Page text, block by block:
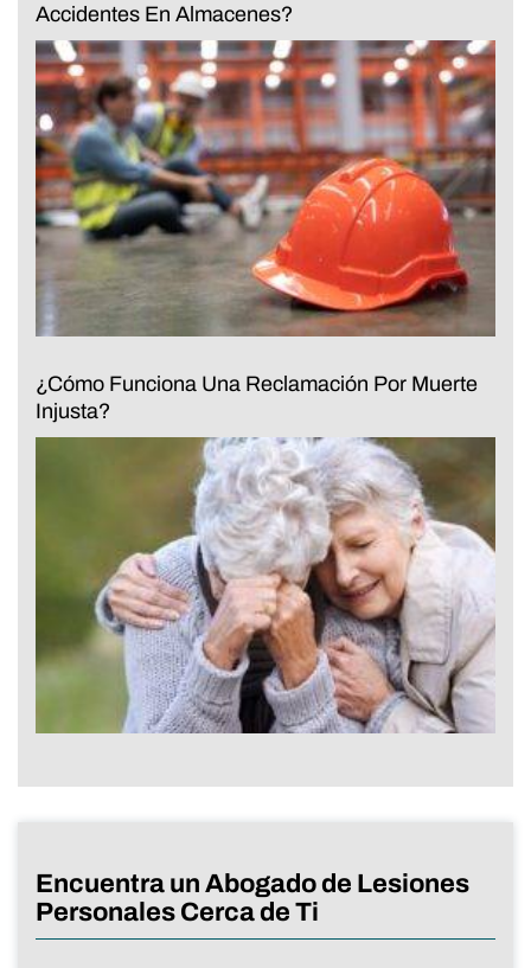
Accidentes En Almacenes?
¿Cómo Funciona Una Reclamación Por Muerte
Injusta?
Encuentra un Abogado de Lesiones
Personales Cerca de Ti